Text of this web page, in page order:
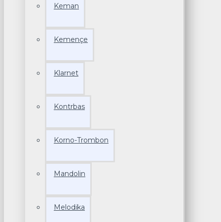
Keman
Kemençe
Klarnet
Kontrbas
Korno-Trombon
Mandolin
Melodika